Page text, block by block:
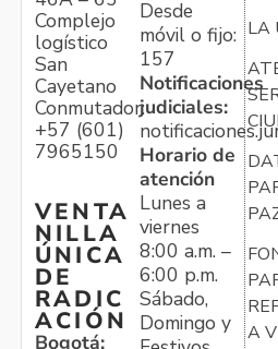
Complejo
logístico
San
Cayetano
Conmutador:
+57 (601)
7965150
VENTA
NILLA
ÚNICA
DE
RADIC
ACIÓN
Bogotá:
Desde
móvil o fijo:
157
Notificaciones
judiciales:
Horario de
atención
Lunes a
viernes
8:00 a.m. –
6:00 p.m.
Sábado,
Domingo y
LA
A